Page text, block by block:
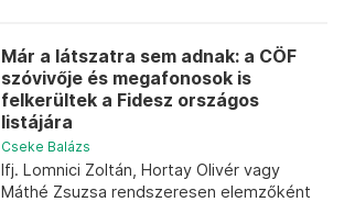
Már a látszatra sem adnak: a CÖF
szóvivője és megafonosok is
felkerültek a Fidesz országos
listájára
Cseke Balázs
Ifj. Lomnici Zoltán, Hortay Olivér vagy
Máthé Zsuzsa rendszeresen elemzőként